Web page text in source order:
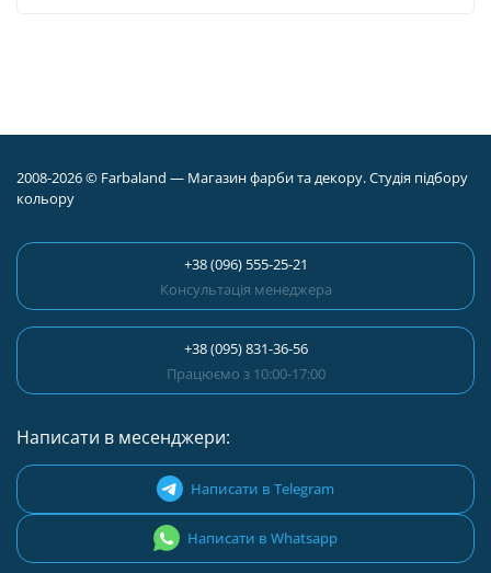
2008-2026 © Farbaland — Магазин фарби та декору. Студія підбору
кольору
+38 (096) 555-25-21
Консультація менеджера
+38 (095) 831-36-56
Працюємо з 10:00-17:00
Написати в месенджери:
Написати в Telegram
Написати в Whatsapp